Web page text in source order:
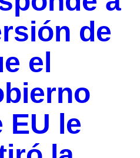
de
el
EU le